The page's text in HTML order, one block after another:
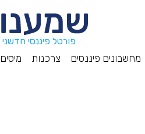
פורטל פיננסי חדשני
מחשבונים פיננסים צרכנות מיסים